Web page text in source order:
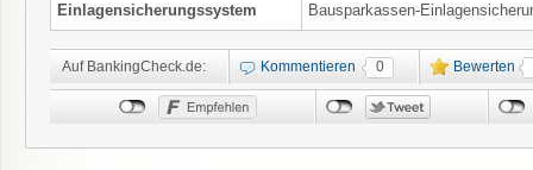
Einlagensicherungssystem Bausparkassen-
Auf BankingCheck.de: Kommentieren 0 Bewerten